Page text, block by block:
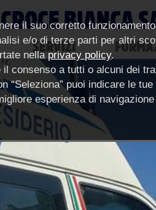
BIANCA
SERVIZI
il suo corretto
e/o di terze parti per altri
nellaprivacy policy.
consenso a tutti o alcuni dei
“Seleziona” puoi indicare le
esperienza di